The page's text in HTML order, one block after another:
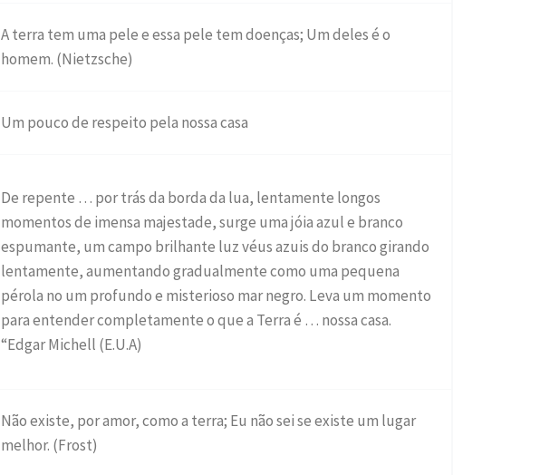
A terra tem uma pele e essa pele tem doenças; Um deles é o
homem. (Nietzsche)
Um pouco de respeito pela nossa casa
De repente … por trás da borda da lua, lentamente longos
momentos de imensa majestade, surge uma jóia azul e branco
espumante, um campo brilhante luz véus azuis do branco girando
lentamente, aumentando gradualmente como uma pequena
pérola no um profundo e misterioso mar negro. Leva um momento
para entender completamente o que a Terra é … nossa casa.
“Edgar Michell (E.U.A)
Não existe, por amor, como a terra; Eu não sei se existe um lugar
melhor. (Frost)